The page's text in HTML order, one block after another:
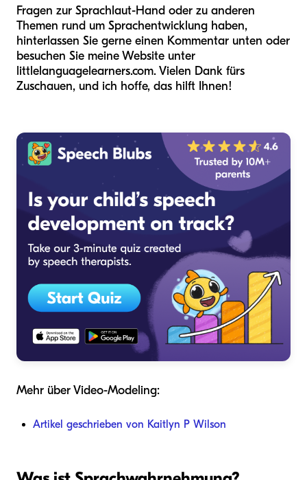
Fragen zur Sprachlaut-Hand oder zu anderen
Themen rund um Sprachentwicklung haben,
hinterlassen Sie gerne einen Kommentar unten oder
besuchen Sie meine Website unter
littlelanguagelearners.com. Vielen Dank fürs
Zuschauen, und ich hoffe, das hilft Ihnen!
Mehr über Video-Modeling:
Artikel geschrieben von Kaitlyn P Wilson